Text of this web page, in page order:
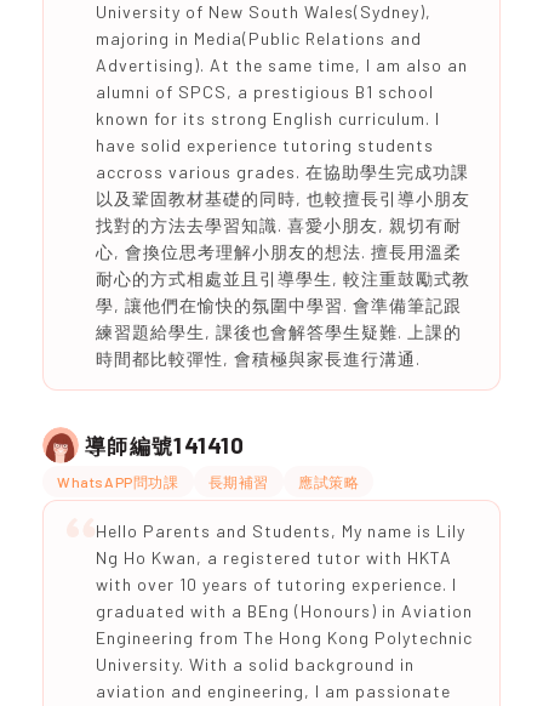
University of New South Wales(Sydney),
majoring in Media(Public Relations and
Advertising). At the same time, I am also an
alumni of SPCS, a prestigious B1 school
known for its strong English curriculum. I
have solid experience tutoring students
accross various grades. 在協助學生完成功課
以及鞏固教材基礎的同時, 也較擅長引導小朋友
找對的方法去學習知識. 喜愛小朋友, 親切有耐
心, 會換位思考理解小朋友的想法. 擅長用溫柔
耐心的方式相處並且引導學生, 較注重鼓勵式教
學, 讓他們在愉快的氛圍中學習. 會準備筆記跟
練習題給學生, 課後也會解答學生疑難. 上課的
時間都比較彈性, 會積極與家長進行溝通.
導師編號141410
WhatsAPP問功課 長期補習 應試策略
Hello Parents and Students, My name is Lily
Ng Ho Kwan, a registered tutor with HKTA
with over 10 years of tutoring experience. I
graduated with a BEng (Honours) in Aviation
Engineering from The Hong Kong Polytechnic
University. With a solid background in
aviation and engineering, I am passionate